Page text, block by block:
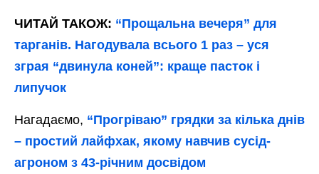
ЧИТАЙ ТАКОЖ: “Прощальна вечеря” для
тарганів. Нагодувала всього 1 раз – уся
зграя “двинула коней”: краще пасток і
липучок
Нагадаємо, “Прогріваю” грядки за кілька днів
– простий лайфхак, якому навчив сусід-
агроном з 43-річним досвідом